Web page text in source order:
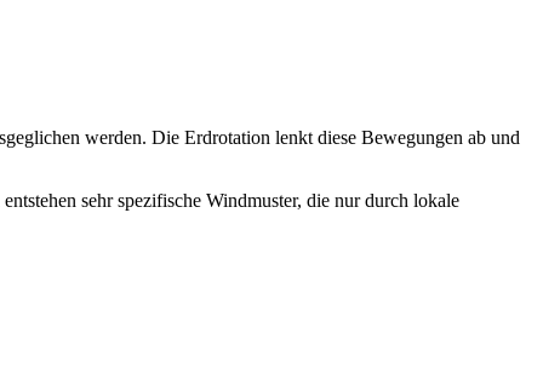
werden. Die Erdrotation lenkt diese Bewegungen ab und
sehr spezifische Windmuster, die nur durch lokale